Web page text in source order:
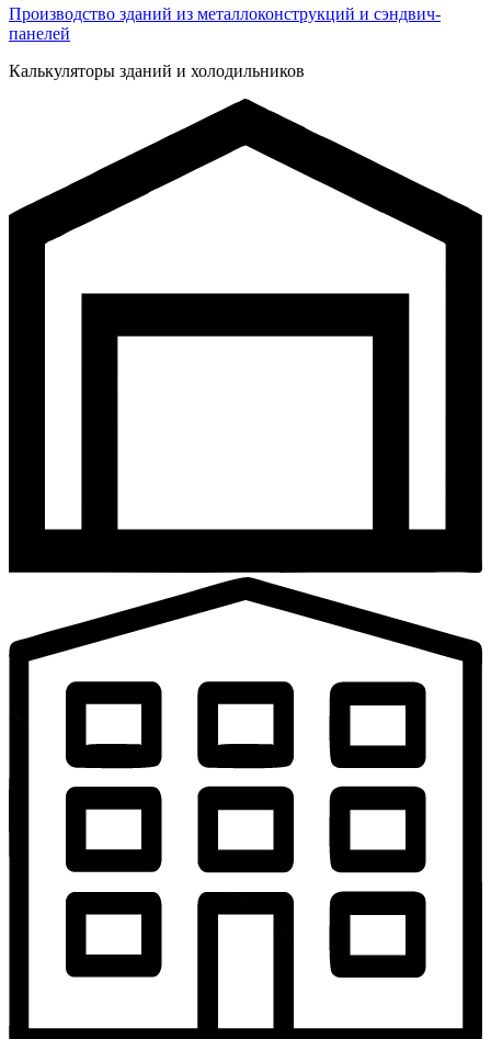
Производство зданий из металлоконструкций и сэндвич-
панелей
Калькуляторы зданий и холодильников